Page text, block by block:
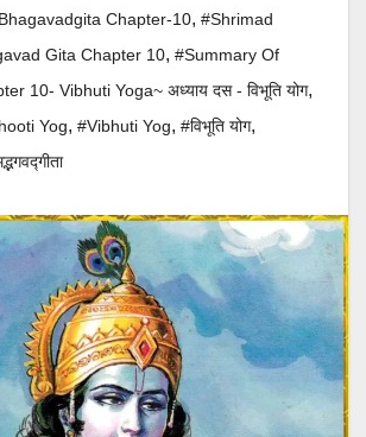
Chapter-10, #Shrimad
Gita Chapter 10, #Summary Of
10- Vibhuti Yoga~ अध्याय दस - विभूति योग,
Yog, #vibhuti Yog, #विभूति योग,